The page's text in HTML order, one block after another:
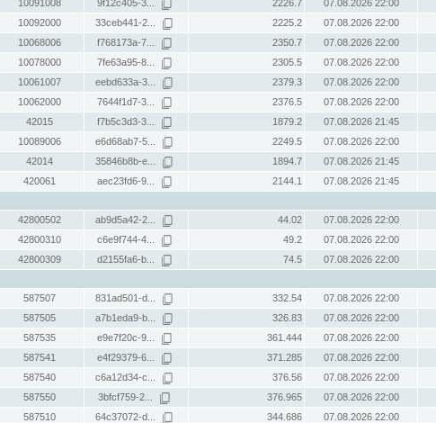
10091008 9f12c405-3... 2226.7
07.08.2026 22:00
10092000 33ceb441-2... 2225.2
07.08.2026 22:00
10068006 f768173a-7... 2350.7
07.08.2026 22:00
10078000 7fe63a95-8... 2305.5
07.08.2026 22:00
10061007 eebd633a-3... 2379.3
07.08.2026 22:00
10062000 7644f1d7-3... 2376.5
07.08.2026 22:00
42015 f7b5c3d3-3... 1879.2
07.08.2026 21:45
10089006 e6d68ab7-5... 2249.5
07.08.2026 22:00
42014 35846b8b-e... 1894.7
07.08.2026 21:45
420061 aec23fd6-9... 2144.1
07.08.2026 21:45
42800502 ab9d5a42-2... 44.02
07.08.2026 22:00
42800310 c6e9f744-4... 49.2
07.08.2026 22:00
42800309 d2155fa6-b... 74.5
07.08.2026 22:00
587507 831ad501-d... 332.54
07.08.2026 22:00
587505 a7b1eda9-b... 326.83
07.08.2026 22:00
587535 e9e7f20c-9... 361.444
07.08.2026 22:00
587541 e4f29379-6... 371.285
07.08.2026 22:00
587540 c6a12d34-c... 376.56
07.08.2026 22:00
587550 3bfcf759-2... 376.965
07.08.2026 22:00
587510 64c37072-d... 344.686
07.08.2026 22:00